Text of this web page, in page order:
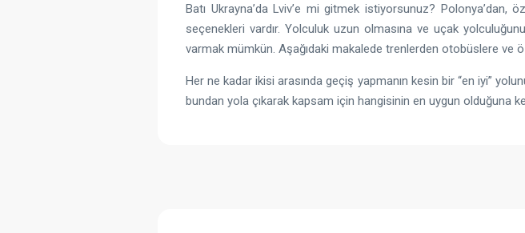
Batı Ukrayna’da Lviv’e mi gitmek istiyorsunuz? Polonya’dan,
seçenekleri vardır. Yolculuk uzun olmasına ve uçak
varmak mümkün. Aşağıdaki makalede trenlerden otobüslere ve
Her ne kadar ikisi arasında geçiş yapmanın kesin bir “en iyi”
bundan yola çıkarak kapsam için hangisinin en uygun olduğuna